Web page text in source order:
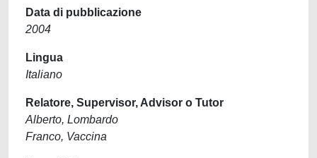
Data di pubblicazione
2004
Lingua
Italiano
Relatore, Supervisor, Advisor o Tutor
Alberto, Lombardo
Franco, Vaccina